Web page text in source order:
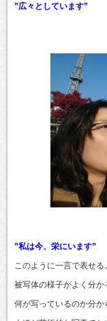
”広々としています”
”私は今、栄にいます”
このように一言で表せ
被写体の様子がよく分か
何が写っているのか分か